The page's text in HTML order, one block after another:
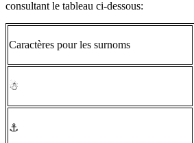
consultant le tableau ci-dessous:
Caractères pour les surnoms
☃
⚓